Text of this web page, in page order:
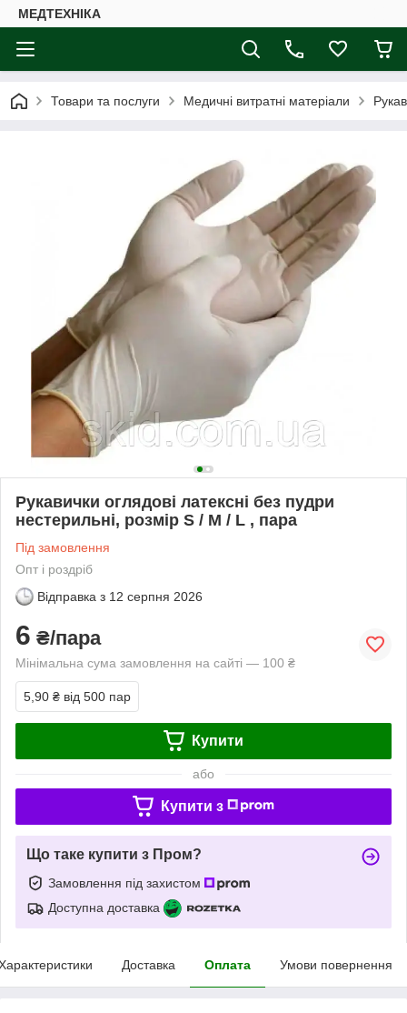
МЕДТЕХНІКА
Товари та послуги Медичні витратні матеріали
Рукавички оглядові латексні без пудри
нестерильні, розмір S / M / L , пара
Під замовлення
Опт і роздріб
Відправка з 12 серпня 2026
6 ₴/пара
Мінімальна сума замовлення на сайті — 100 ₴
5,90 ₴ від 500 пар
Купити
або
Купити з
Що таке купити з Пром?
Замовлення під захистом
Доступна доставка
Доставка Оплата Умови повернення